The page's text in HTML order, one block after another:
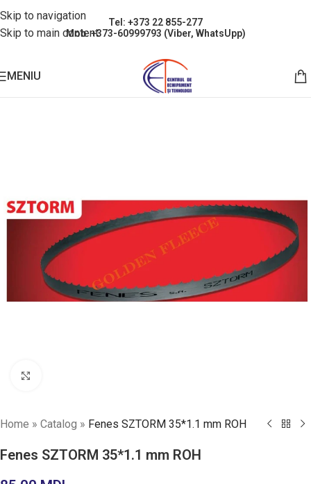
Skip to navigation
Skip to main content
Tel: +373 22 855-277
Mob: +373-60999793 (Viber, WhatsUpp)
MENIU
Home » Catalog » Fenes SZTORM 35*1.1 mm ROH
Fenes SZTORM 35*1.1 mm ROH